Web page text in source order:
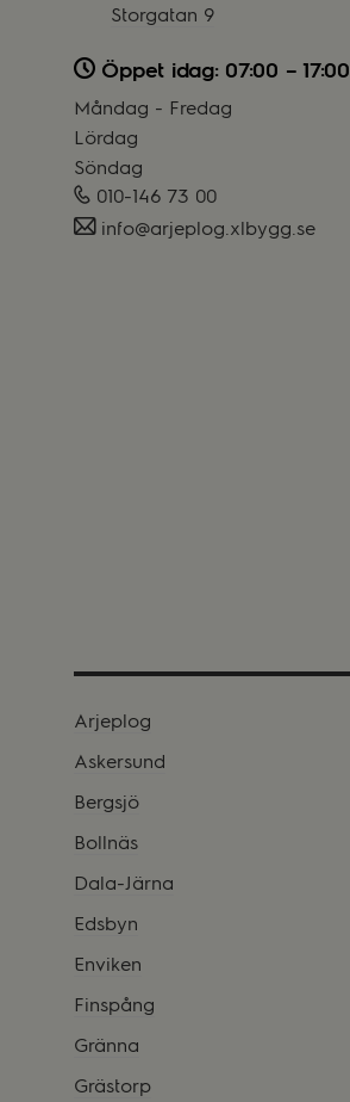
Storgatan 9
Öppet idag: 07:00 – 17:00
Måndag - Fredag
Lördag
Söndag
010-146 73 00
es.ggyblx.golpejra@ofni
Arjeplog
Askersund
Bergsjö
Bollnäs
Dala-Järna
Edsbyn
Enviken
Finspång
Gränna
Grästorp